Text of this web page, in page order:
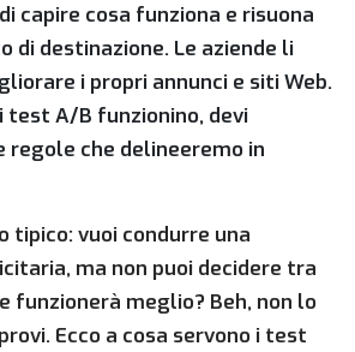
capire cosa funziona e risuona
di destinazione. Le aziende li
i propri annunci e siti Web.
test A/B funzionino, devi
che delineeremo in
tipico: vuoi condurre una
ma non puoi decidere tra
funzionerà meglio? Beh, non lo
Ecco a cosa servono i test